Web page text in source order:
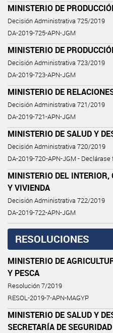
MINISTERIO DE
Decisión Administrativa 725/2019
DA-2019-725-APN-JGM
MINISTERIO DE
Decisión Administrativa 723/2019
DA-2019-723-APN-JGM
MINISTERIO DE
Decisión Administrativa 721/2019
DA-2019-721-APN-JGM
MINISTERIO DE SALUD Y
Decisión Administrativa 720/2019
DA-2019-720-APN-JGM -
MINISTERIO DEL INTERIOR,
Y VIVIENDA
Decisión Administrativa 722/2019
DA-2019-722-APN-JGM
RESOLUCIONES
MINISTERIO DE
Y PESCA
Resolución 7/2019
RESOL-2019-7-APN-MAGYP
MINISTERIO DE SALUD Y
SECRETARÍA DE